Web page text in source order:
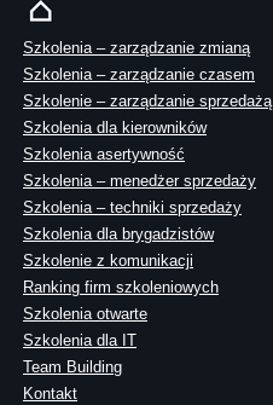
Szkolenia – zarządzanie zmianą
Szkolenia – zarządzanie czasem
Szkolenie – zarządzanie sprzedażą
Szkolenia dla kierowników
Szkolenia asertywność
Szkolenia – menedżer sprzedaży
Szkolenia – techniki sprzedaży
Szkolenia dla brygadzistów
Szkolenie z komunikacji
Ranking firm szkoleniowych
Szkolenia otwarte
Szkolenia dla IT
Team Building
Kontakt